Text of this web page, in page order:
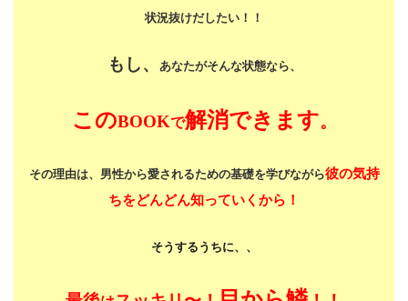
状況抜けだしたい！！
もし、 あなたがそんな状態なら、
このBOOKで解消できます。
その理由は、男性から愛されるための基礎を学びながら彼の気持
ちをどんどん知っていくから！
そうするうちに、、